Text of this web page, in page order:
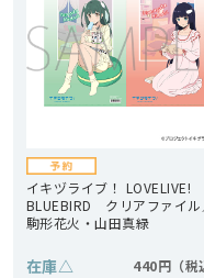
イキヅライブ！ LOVELIVE!
BLUEBIRD クリアファイル
駒形花火・山田真緑
在庫△ 440円